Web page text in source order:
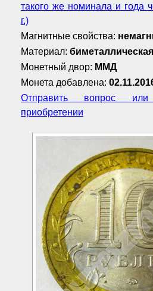
такого же номинала и года
г.)
Магнитные свойства:
Материал: биметаллическая
Монетный двор: ММД
Монета добавлена:
Отправить вопрос
приобретении